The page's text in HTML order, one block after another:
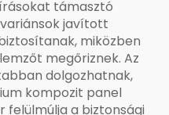
támasztó
javított
miközben
megőriznek. Az
dolgozhatnak,
kompozit panel
a biztonsági